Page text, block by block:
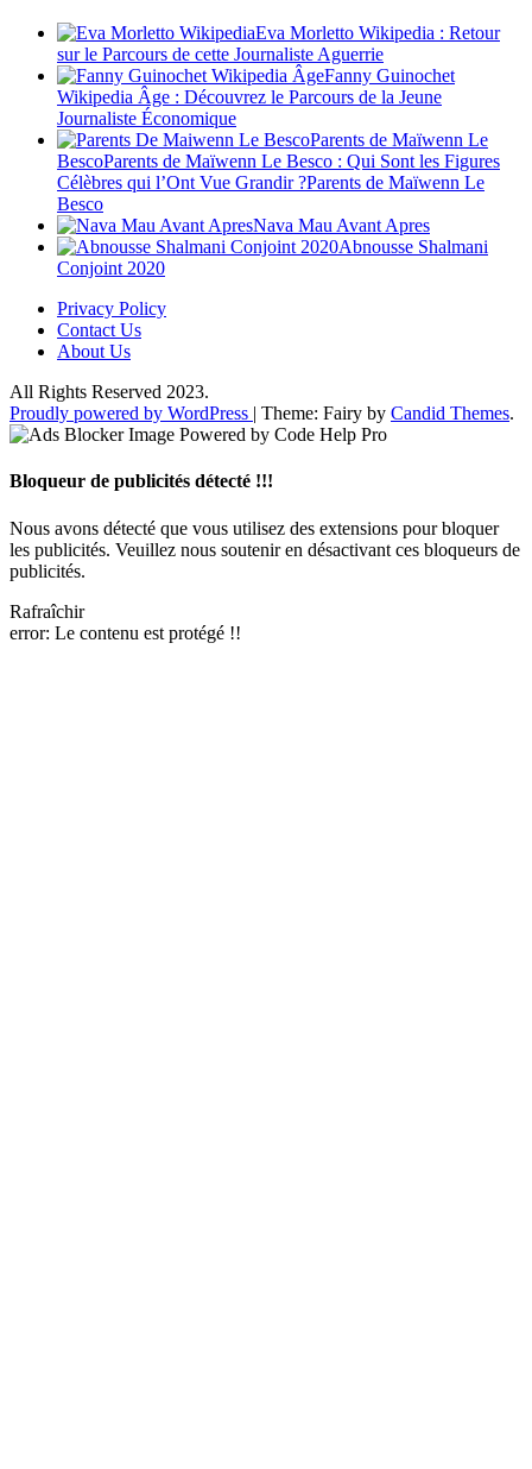
Eva Morletto Wikipedia : Retour
sur le Parcours de cette Journaliste Aguerrie
Fanny Guinochet
Wikipedia Âge : Découvrez le Parcours de la Jeune
Journaliste Économique
Parents de Maïwenn Le
BescoParents de Maïwenn Le Besco : Qui Sont les Figures
Célèbres qui l’Ont Vue Grandir ?Parents de Maïwenn Le
Besco
Nava Mau Avant Apres
Abnousse Shalmani
Conjoint 2020
Privacy Policy
Contact Us
About Us
All Rights Reserved 2023.
Proudly powered by WordPress | Theme: Fairy by Candid Themes.
Bloqueur de publicités détecté !!!
Nous avons détecté que vous utilisez des extensions pour bloquer
les publicités. Veuillez nous soutenir en désactivant ces bloqueurs de
publicités.
Rafraîchir
error: Le contenu est protégé !!